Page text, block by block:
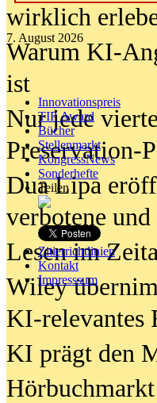
7. August 2026
Innovationspreis
TIP Award
Bücher
Stellenmarkt
KongressNews
Sonderhefte
Teilen
Zitierrichtlinien
Kontakt
Impresssum
wirklich
Warum KI-
ist
Nur jede
Preservation-
Dua Lipa
verbotene
Lesen im
Wiley
KI-relevantes
KI prägt den